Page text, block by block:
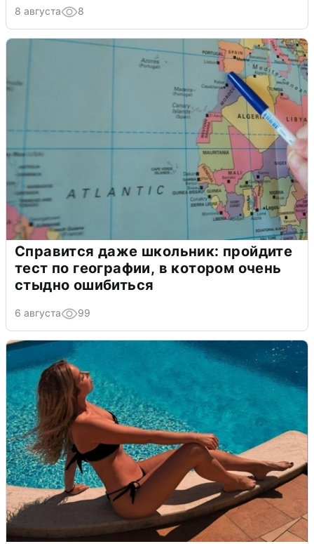
8 августа 8
Справится даже школьник: пройдите
тест по географии, в котором очень
стыдно ошибиться
6 августа 99